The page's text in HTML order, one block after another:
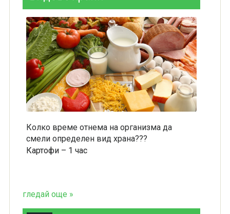
Колко време отнема на организма да
смели определен вид храна???
Картофи – 1 час
гледай още »